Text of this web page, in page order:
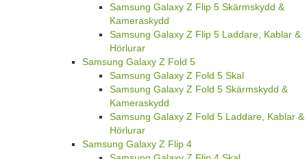
Samsung Galaxy Z Flip 5 Skärmskydd &
Kameraskydd
Samsung Galaxy Z Flip 5 Laddare, Kablar &
Hörlurar
Samsung Galaxy Z Fold 5
Samsung Galaxy Z Fold 5 Skal
Samsung Galaxy Z Fold 5 Skärmskydd &
Kameraskydd
Samsung Galaxy Z Fold 5 Laddare, Kablar &
Hörlurar
Samsung Galaxy Z Flip 4